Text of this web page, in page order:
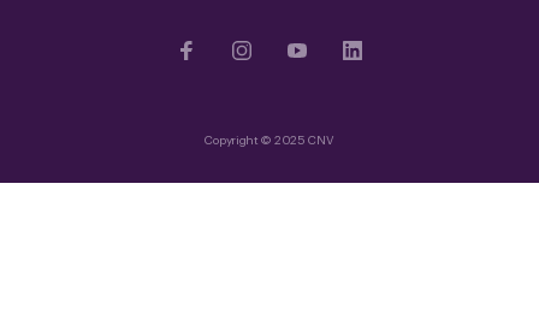
Copyright © 2025 CNV